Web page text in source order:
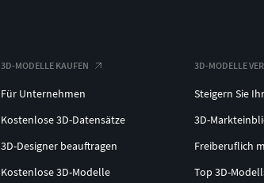
3D-MODELLE KAUFEN
Für Unternehmen
Kostenlose 3D-Datensätze
3D-Designer beauftragen
Kostenlose 3D-Modelle
3D-MODELLE
Steigern Sie
3D-
Freiberuflich
Top 3D-